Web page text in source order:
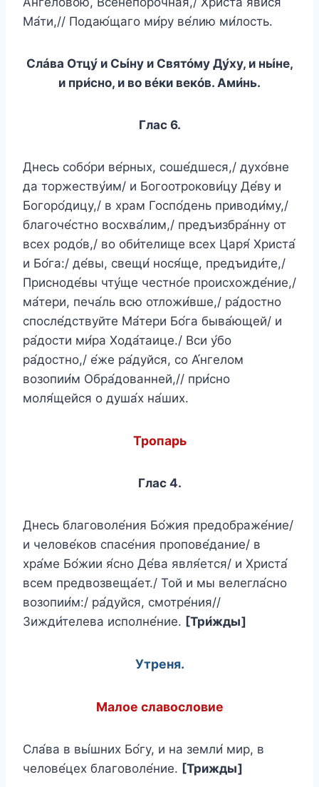
Ма́ти,// Подаю́щаго ми́ру ве́лию ми́лость.
Слáва Отцу́ и Сы́ну и Святóму Ду́ху, и ны́не,
и при́сно, и во вéки векóв. Ами́нь.
Глас 6.
Днесь собо́ри ве́рных, соше́дшеся,/ духо́вне
да торжеству́им/ и Богоотрокови́цу Де́ву и
Богоро́дицу,/ в храм Госпо́день приводи́му,/
благоче́стно восхва́лим,/ предъизбра́нну от
всех родо́в,/ во оби́телище всех Царя́ Христа́
и Бо́га:/ де́вы, свещи́ нося́ще, предъиди́те,/
Присноде́вы чту́ще честно́е происхожде́ние,/
ма́тери, печа́ль всю отложи́вше,/ ра́достно
спосле́дствуйте Ма́тери Бо́га быва́ющей/ и
ра́дости ми́ра Хода́таице./ Вси у́бо
ра́достно,/ е́же ра́дуйся, со А́нгелом
возопии́м Обра́дованней,// при́сно
моля́щейся о душа́х на́ших.
Тропарь
Глас 4.
Днесь благоволе́ния Бо́жия предображе́ние/
и челове́ков спасе́ния пропове́дание/ в
хра́ме Бо́жии я́сно Де́ва явля́ется/ и Христа́
всем предвозвеща́ет./ Той и мы велегла́сно
возопии́м:/ ра́дуйся, смотре́ния//
Зижди́телева исполне́ние. [Три́жды]
Утреня.
Малое славословие
Сла́ва в вы́шних Бо́гу, и на земли́ мир, в
челове́цех благоволе́ние. [Трижды]